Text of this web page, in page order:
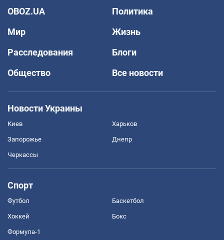
OBOZ.UA
Политика
Мир
Жизнь
Расследования
Блоги
Общество
Все новости
Новости Украины
Киев Харьков
Запорожье Днепр
Черкассы
Спорт
Футбол Баскетбол
Хоккей Бокс
Формула-1